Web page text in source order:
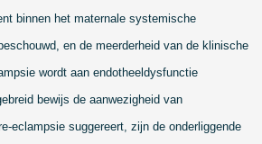
binnen het maternale systemische
en de meerderheid van de klinische
wordt aan endotheeldysfunctie
bewijs de aanwezigheid van
eclampsie suggereert, zijn de onderliggende